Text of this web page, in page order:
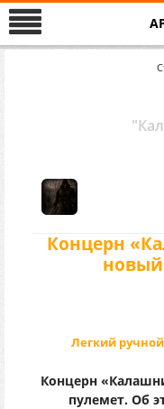
Концерн
новый
Легкий
Концерн
пулемет. Об